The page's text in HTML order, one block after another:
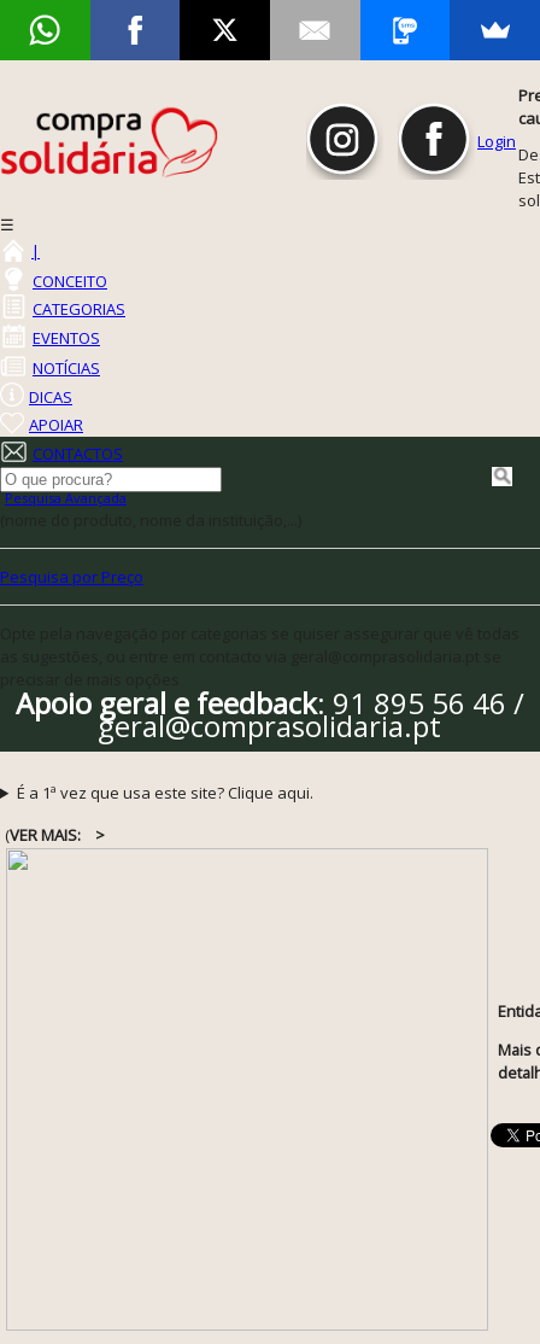
Login
☰
|
CONCEITO
CATEGORIAS
EVENTOS
NOTÍCIAS
DICAS
APOIAR
CONTACTOS
Pesquisa Avançada
Pesquisa por Preço
Apoio geral e feedback: 91 895 56 46 /
geral@comprasolidaria.pt
É a 1ª vez que usa este site? Clique aqui.
(VER MAIS: >
Mais